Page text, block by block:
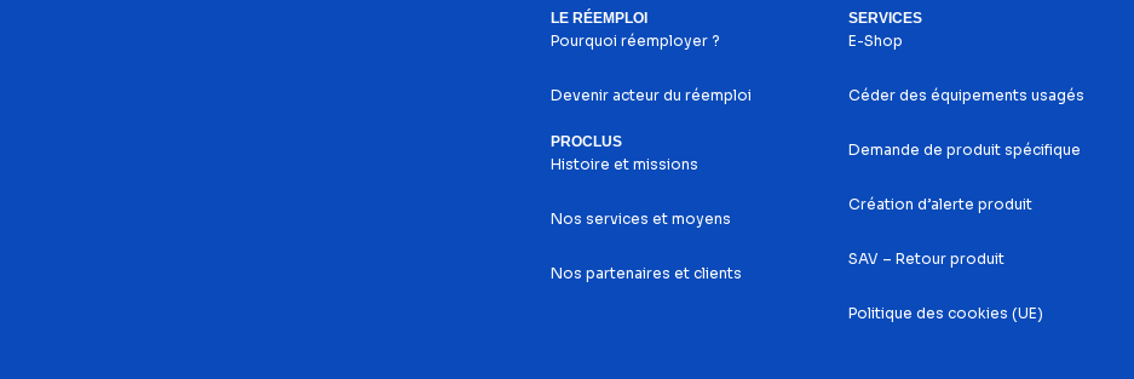
LE RÉEMPLOI
Pourquoi réemployer ?
Devenir acteur du réemploi
PROCLUS
Histoire et missions
Nos services et moyens
Nos partenaires et clients
SERVICES
E-Shop
Céder des équipements usagés
Demande de produit spécifique
Création d’alerte produit
SAV – Retour produit
Politique des cookies (UE)